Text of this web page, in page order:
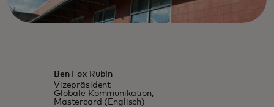
Ben Fox Rubin
Vizepräsident
Globale Kommunikation,
Mastercard (Englisch)